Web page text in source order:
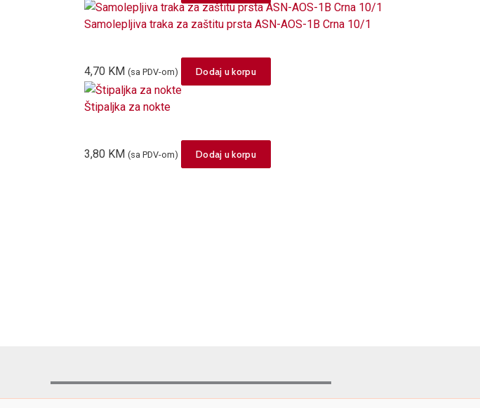
Samolepljiva traka za zaštitu prsta ASN-AOS-1B Crna 10/1
4,70 KM (sa PDV-om) Dodaj u korpu
Štipaljka za nokte
3,80 KM (sa PDV-om) Dodaj u korpu